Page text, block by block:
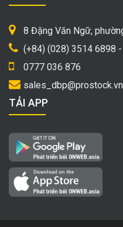
8 Đặng Văn Ngữ,
(+84) (028) 3514 6898
0777 036 876
sales_dbp@prostock.vn
TẢI APP